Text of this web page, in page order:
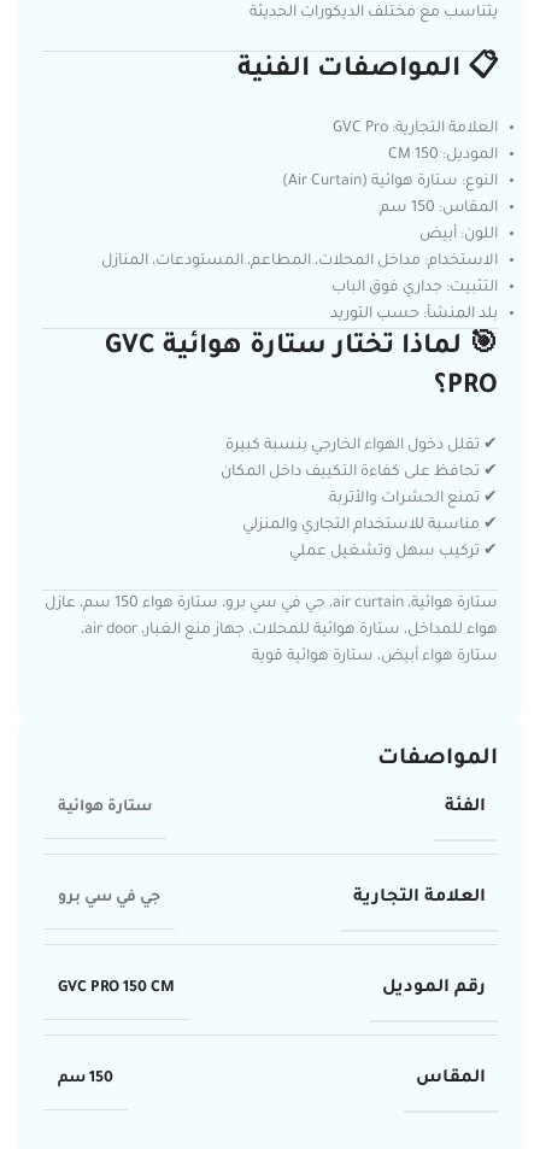
يتناسب مع مختلف الديكورات الحديثة
📋 المواصفات الفنية
العلامة التجارية: GVC Pro
الموديل: 150 CM
النوع: ستارة هوائية (Air Curtain)
المقاس: 150 سم
اللون: أبيض
الاستخدام: مداخل المحلات، المطاعم، المستودعات، المنازل
التثبيت: جداري فوق الباب
بلد المنشأ: حسب التوريد
🎯 لماذا تختار ستارة هوائية GVC
PRO؟
✔ تقلل دخول الهواء الخارجي بنسبة كبيرة
✔ تحافظ على كفاءة التكييف داخل المكان
✔ تمنع الحشرات والأتربة
✔ مناسبة للاستخدام التجاري والمنزلي
✔ تركيب سهل وتشغيل عملي
ستارة هوائية، air curtain، جي في سي برو، ستارة هواء 150 سم، عازل
هواء للمداخل، ستارة هوائية للمحلات، جهاز منع الغبار، air door،
ستارة هواء أبيض، ستارة هوائية قوية
المواصفات
الفئة ستارة هوائية
العلامة التجارية جي في سي برو
رقم الموديل GVC PRO 150 CM
المقاس 150 سم